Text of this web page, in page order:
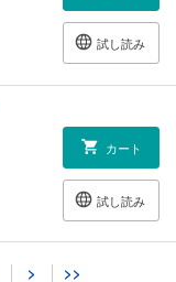
試し読み
カート
試し読み
> >>